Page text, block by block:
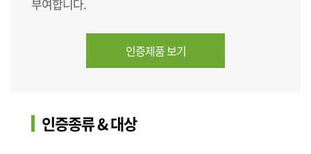
부여합니다.
인증제품 보기
인증종류 & 대상